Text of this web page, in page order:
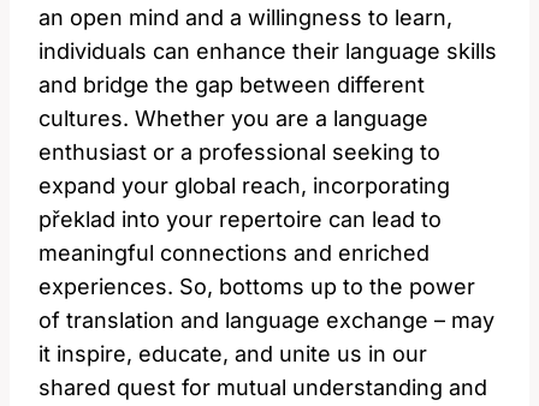
an open mind and a willingness to learn,
individuals can enhance their language skills
and bridge the gap between different
cultures. Whether you are a language
enthusiast or a professional seeking to
expand your global reach, incorporating
překlad into your repertoire can lead to
meaningful connections and enriched
experiences. So, bottoms up to the power
of translation and language exchange – may
it inspire, educate, and unite us in our
shared quest for mutual understanding and